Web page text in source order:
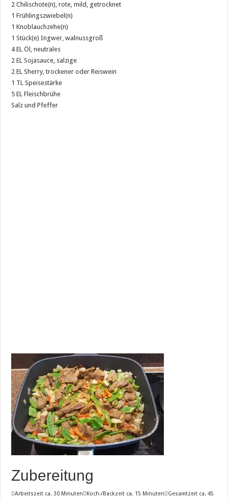
2 Chilischote(n), rote, mild, getrocknet
1 Frühlingszwiebel(n)
1 Knoblauchzehe(n)
1 Stück(e) Ingwer, walnussgroß
4 EL Öl, neutrales
2 EL Sojasauce, salzige
2 EL Sherry, trockener oder Reiswein
1 TL Speisestärke
5 EL Fleischbrühe
Salz und Pfeffer
Zubereitung
Arbeitszeit ca. 30 Minuten Koch-/Backzeit ca. 15 Minuten Gesamtzeit ca. 45